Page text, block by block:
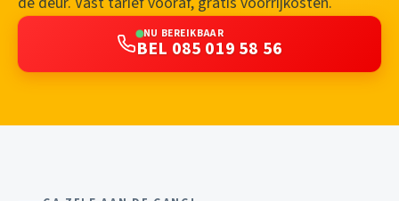
NU BEREIKBAAR
BEL 085 019 58 56